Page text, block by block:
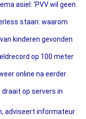
asiel: 'PVV wil geen
staan: waarom
kinderen gevonden
op 100 meter
online na eerder
op servers in
adviseert informateur